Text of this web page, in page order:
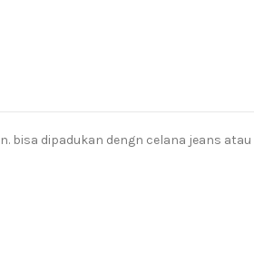
bisa dipadukan dengn celana jeans atau